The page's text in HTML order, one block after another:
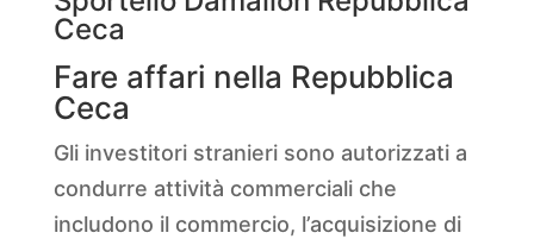
Ceca
Fare affari nella Repubblica
Ceca
Gli investitori stranieri sono autorizzati a
condurre attività commerciali che
includono il commercio, l’acquisizione di